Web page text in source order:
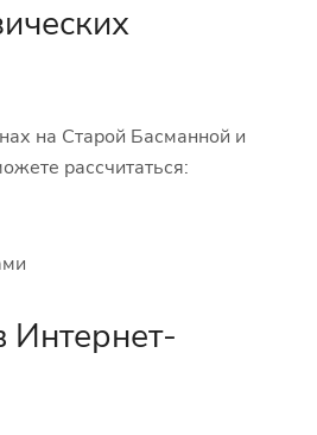
на Старой Басманной и
рассчитаться:
Интернет-